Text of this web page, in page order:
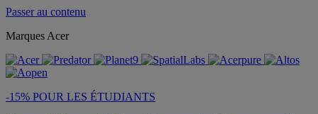
Passer au contenu
Marques Acer
-15% POUR LES ÉTUDIANTS